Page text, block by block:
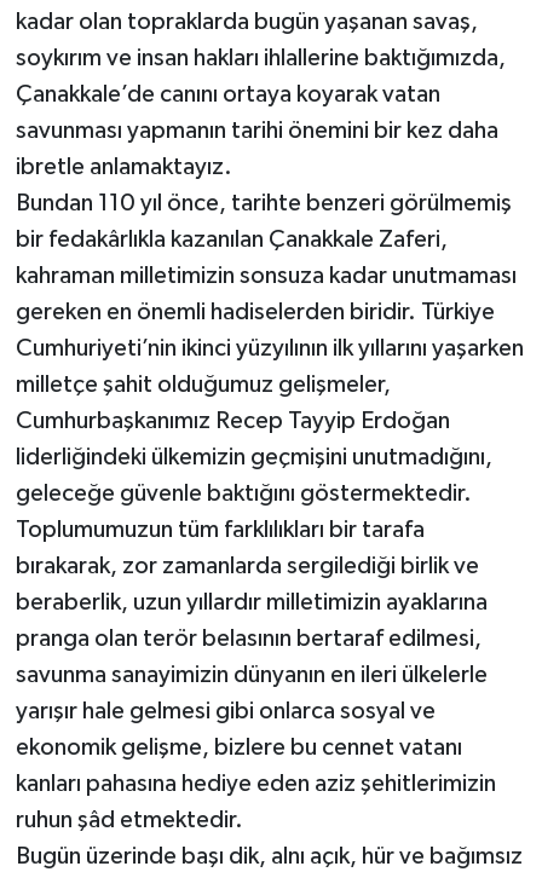
kadar olan topraklarda bugün yaşanan savaş,
soykırım ve insan hakları ihlallerine baktığımızda,
Çanakkale’de canını ortaya koyarak vatan
savunması yapmanın tarihi önemini bir kez daha
ibretle anlamaktayız.
Bundan 110 yıl önce, tarihte benzeri görülmemiş
bir fedakârlıkla kazanılan Çanakkale Zaferi,
kahraman milletimizin sonsuza kadar unutmaması
gereken en önemli hadiselerden biridir. Türkiye
Cumhuriyeti’nin ikinci yüzyılının ilk yıllarını yaşarken
milletçe şahit olduğumuz gelişmeler,
Cumhurbaşkanımız Recep Tayyip Erdoğan
liderliğindeki ülkemizin geçmişini unutmadığını,
geleceğe güvenle baktığını göstermektedir.
Toplumumuzun tüm farklılıkları bir tarafa
bırakarak, zor zamanlarda sergilediği birlik ve
beraberlik, uzun yıllardır milletimizin ayaklarına
pranga olan terör belasının bertaraf edilmesi,
savunma sanayimizin dünyanın en ileri ülkelerle
yarışır hale gelmesi gibi onlarca sosyal ve
ekonomik gelişme, bizlere bu cennet vatanı
kanları pahasına hediye eden aziz şehitlerimizin
ruhun şâd etmektedir.
Bugün üzerinde başı dik, alnı açık, hür ve bağımsız